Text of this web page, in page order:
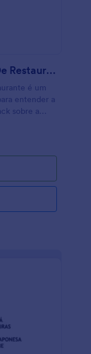
Formulário Para Avaliação De Restaurante
é um
entender a
sobre a